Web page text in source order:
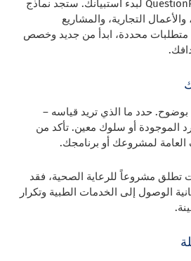
استخدم مكتبة قوالب QuestionPro لبدء استبيانك. ستجد نماذج
التجارية، والمشاريع
متطلبات محددة، ابدأ من جديد وخصص
حدد ما الذي تريد قياسه –
الموجودة أو سلوك معين. تأكد من
العامة لمشروعك أو برنامجك.
تطلق مشروعاً للرعاية الصحية، فقد
الوصول إلى الخدمات الطبية وتكرار